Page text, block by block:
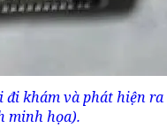
khám và phát hiện ra
minh họa).